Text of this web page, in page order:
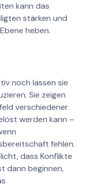
kann das
stärken und
heben.
noch lassen sie
Sie zeigen
verschiedener
werden kann –
fehlen.
dass Konflikte
dann beginnen,